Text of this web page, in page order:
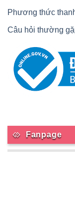
Phương thức
Câu hỏi thường
Fanpage